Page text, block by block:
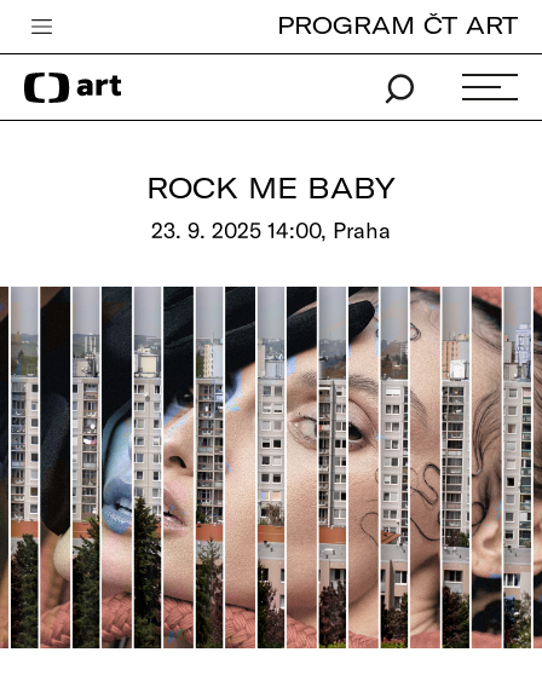
Česká televize
Zpravodajství
Pro děti
edu
Vše o ČT
PROGRAM ČT ART
ROCK ME BABY
23. 9. 2025 14:00, Praha